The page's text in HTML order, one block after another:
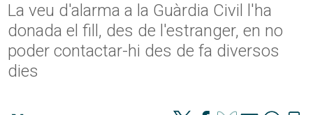
La veu d'alarma a la Guàrdia Civil l'ha
donada el fill, des de l'estranger, en no
poder contactar-hi des de fa diversos
dies